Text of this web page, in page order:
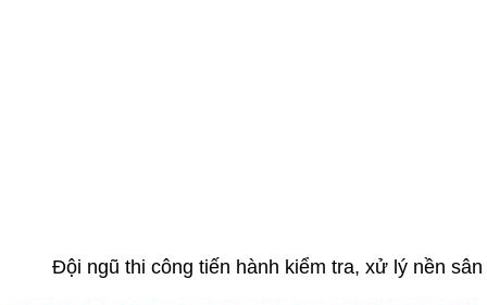
Đội ngũ thi công tiến hành kiểm tra, xử lý nền